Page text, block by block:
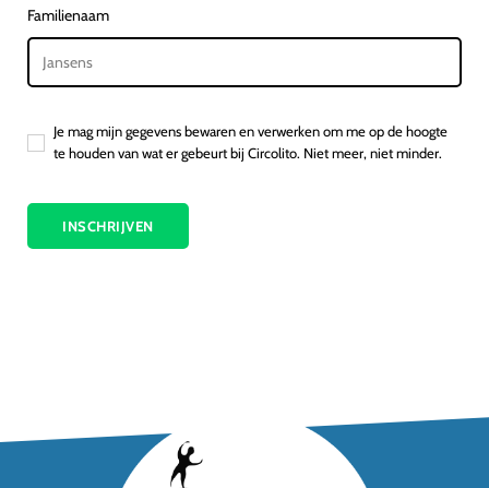
Familienaam
Je mag mijn gegevens bewaren en verwerken om me op de hoogte
te houden van wat er gebeurt bij Circolito. Niet meer, niet minder.
INSCHRIJVEN